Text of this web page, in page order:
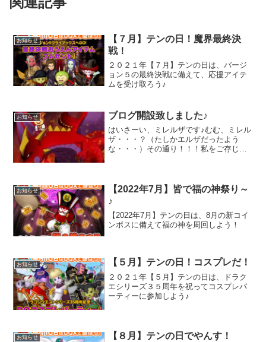
お知らせ
【７月】テンの日！魔界最終決
戦！
２０２１年【７月】テンの日は、バージ
ョン５の最終決戦に備えて、応援アイテ
ムを受け取ろう♪
お知らせ ブログ開設致しました♪
はいさーい、ミレルザです♪むむ、ミレル
ザ・・・？（たしかエルザだったよう
な・・・）その通り！！！私をご存じの
う！
...
お知らせ
【2022年7月】皆で福の神祭り～
♪
【2022年7月】テンの日は、8月の新コイ
ンボスに備えて福の神を周回しよう！
お知らせ 【５月】テンの日！コスプレだ！
２０２１年【５月】テンの日は、ドラク
エシリーズ３５周年を祝ってコスプレパ
ーティーに参加しよう♪
お知らせ 【８月】テンの日でやんす！